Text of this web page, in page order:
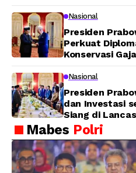
Nasional
Presiden
Perkuat
Konservasi
Nasional
Presiden
dan Investasi
Siang di
Mabes Polri